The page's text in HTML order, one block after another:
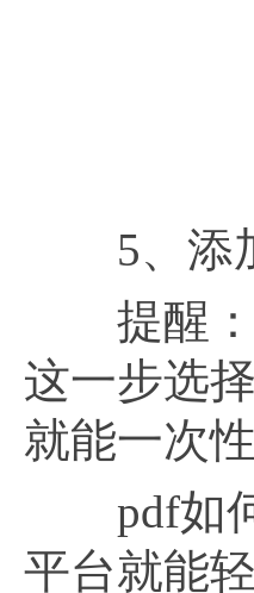
5、添加
提醒：
这一步选
就能一次
pdf如何
平台就能